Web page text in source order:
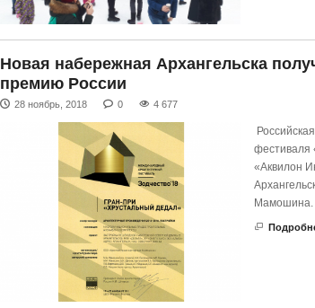
Новая набережная Архангельска
премию России
28 ноябрь, 2018 0 4 677
фестиваля
«Аквилон
Мамошина.